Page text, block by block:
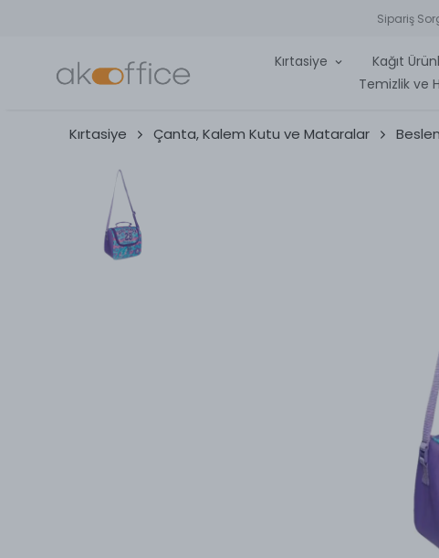
Sipariş
Kırtasiye Kağıt
Temizlik ve
Kırtasiye Çanta, Kalem Kutu ve Mataralar